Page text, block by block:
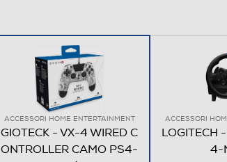
ACCESSORI HOME ENTERTAINMENT
GIOTECK - VX-4 WIRED C
ONTROLLER CAMO PS4-
ACCESSORI
LOGITECH
4-